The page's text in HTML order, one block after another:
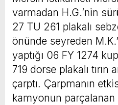
varmadan H.G.’nin
27 TU 261 plakalı
önünde seyreden
yaptığı 06 FY 1274
719 dorse plakalı tırın
çarptı. Çarpmanın
kamyonun parçalanan